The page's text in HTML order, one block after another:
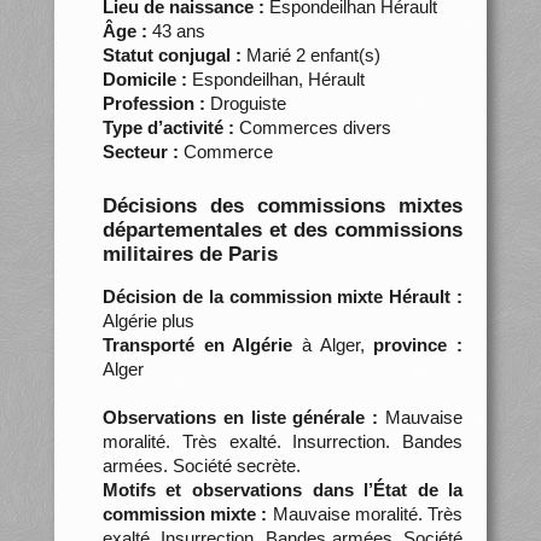
Lieu de naissance : Espondeilhan Hérault
Âge : 43 ans
Statut conjugal : Marié 2 enfant(s)
Domicile : Espondeilhan, Hérault
Profession : Droguiste
Type d’activité : Commerces divers
Secteur : Commerce
Décisions des commissions mixtes
départementales et des commissions
militaires de Paris
Décision de la commission mixte Hérault :
Algérie plus
Transporté en Algérie à Alger, province :
Alger
Observations en liste générale : Mauvaise
moralité. Très exalté. Insurrection. Bandes
armées. Société secrète.
Motifs et observations dans l’État de la
commission mixte : Mauvaise moralité. Très